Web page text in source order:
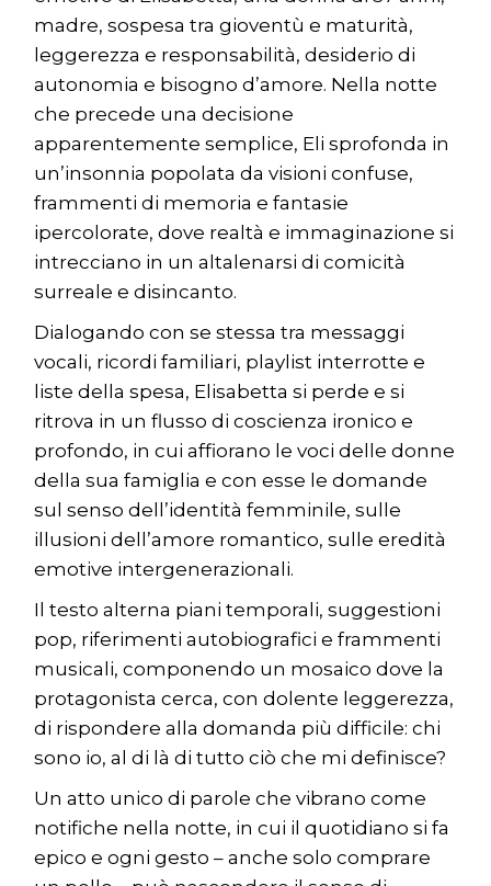
madre, sospesa tra gioventù e maturità,
leggerezza e responsabilità, desiderio di
autonomia e bisogno d’amore. Nella notte
che precede una decisione
apparentemente semplice, Eli sprofonda in
un’insonnia popolata da visioni confuse,
frammenti di memoria e fantasie
ipercolorate, dove realtà e immaginazione si
intrecciano in un altalenarsi di comicità
surreale e disincanto.
Dialogando con se stessa tra messaggi
vocali, ricordi familiari, playlist interrotte e
liste della spesa, Elisabetta si perde e si
ritrova in un flusso di coscienza ironico e
profondo, in cui affiorano le voci delle donne
della sua famiglia e con esse le domande
sul senso dell’identità femminile, sulle
illusioni dell’amore romantico, sulle eredità
emotive intergenerazionali.
Il testo alterna piani temporali, suggestioni
pop, riferimenti autobiografici e frammenti
musicali, componendo un mosaico dove la
protagonista cerca, con dolente leggerezza,
di rispondere alla domanda più difficile: chi
sono io, al di là di tutto ciò che mi definisce?
Un atto unico di parole che vibrano come
notifiche nella notte, in cui il quotidiano si fa
epico e ogni gesto – anche solo comprare